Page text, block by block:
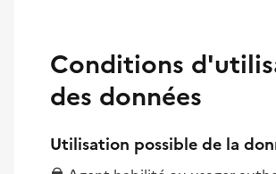
Conditions
des données
Utilisation possible de la